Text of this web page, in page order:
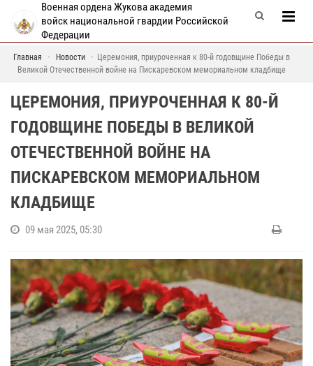
Военная ордена Жукова академия
войск национальной гвардии Российской
Федерации
Главная Новости
Церемония, приуроченная к 80-й годовщине Победы в
Великой Отечественной войне на Пискаревском мемориальном кладбище
ЦЕРЕМОНИЯ, ПРИУРОЧЕННАЯ К 80-Й
ГОДОВЩИНЕ ПОБЕДЫ В ВЕЛИКОЙ
ОТЕЧЕСТВЕННОЙ ВОЙНЕ НА
ПИСКАРЕВСКОМ МЕМОРИАЛЬНОМ
КЛАДБИЩЕ
09 мая 2025, 05:30